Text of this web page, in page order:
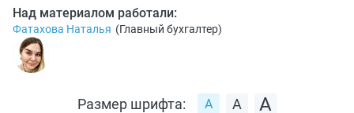
Над материалом работали:
Фатахова Наталья (Главный бухгалтер)
Размер шрифта: